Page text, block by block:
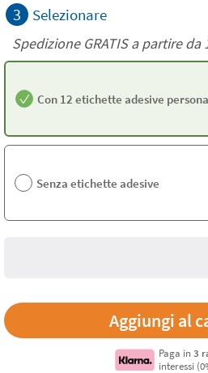
3 Selezionare
Spedizione GRATIS a partire da
Con 12 etichette adesive
Senza etichette adesive
Paga in 3
interessi